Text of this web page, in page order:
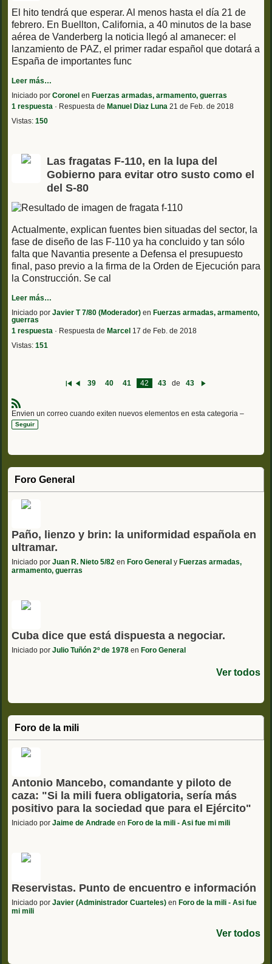
El hito tendrá que esperar. Al menos hasta el día 21 de
febrero. En Buellton, California, a 40 minutos de la base
aérea de Vanderberg la noticia llegó al amanecer: el
lanzamiento de PAZ, el primer radar español que dotará a
España de importantes func
Leer más…
Iniciado por Coronel en Fuerzas armadas, armamento, guerras
1 respuesta · Respuesta de Manuel Diaz Luna 21 de Feb. de 2018
Vistas: 150
Las fragatas F-110, en la lupa del
Gobierno para evitar otro susto como el
del S-80
Actualmente, explican fuentes bien situadas del sector, la
fase de diseño de las F-110 ya ha concluido y tan sólo
falta que Navantia presente a Defensa el presupuesto
final, paso previo a la firma de la Orden de Ejecución para
la Construcción. Se cal
Leer más…
Iniciado por Javier T 7/80 (Moderador) en Fuerzas armadas, armamento,
guerras
1 respuesta · Respuesta de Marcel 17 de Feb. de 2018
Vistas: 151
er io
39 40 41 42 43 de
43
e
R
S
Envien un correo cuando exiten nuevos elementos en esta categoria –
Seguir
Foro General
Paño, lienzo y brin: la uniformidad española en
ultramar.
Iniciado por Juan R. Nieto 5/82 en Foro General y Fuerzas armadas,
armamento, guerras
Cuba dice que está dispuesta a negociar.
Iniciado por Julio Tuñón 2º de 1978 en Foro General
Ver todos
Foro de la mili
Antonio Mancebo, comandante y piloto de
caza: "Si la mili fuera obligatoria, sería más
positivo para la sociedad que para el Ejército"
Iniciado por Jaime de Andrade en Foro de la mili - Asi fue mi mili
Reservistas. Punto de encuentro e información
Iniciado por Javier (Administrador Cuarteles) en Foro de la mili - Asi fue
mi mili
Ver todos